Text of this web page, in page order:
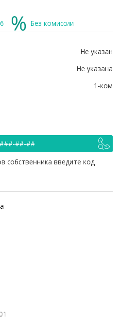
Без комиссии
Не указан
Не указана
1-ком
##-##
собственника введите код